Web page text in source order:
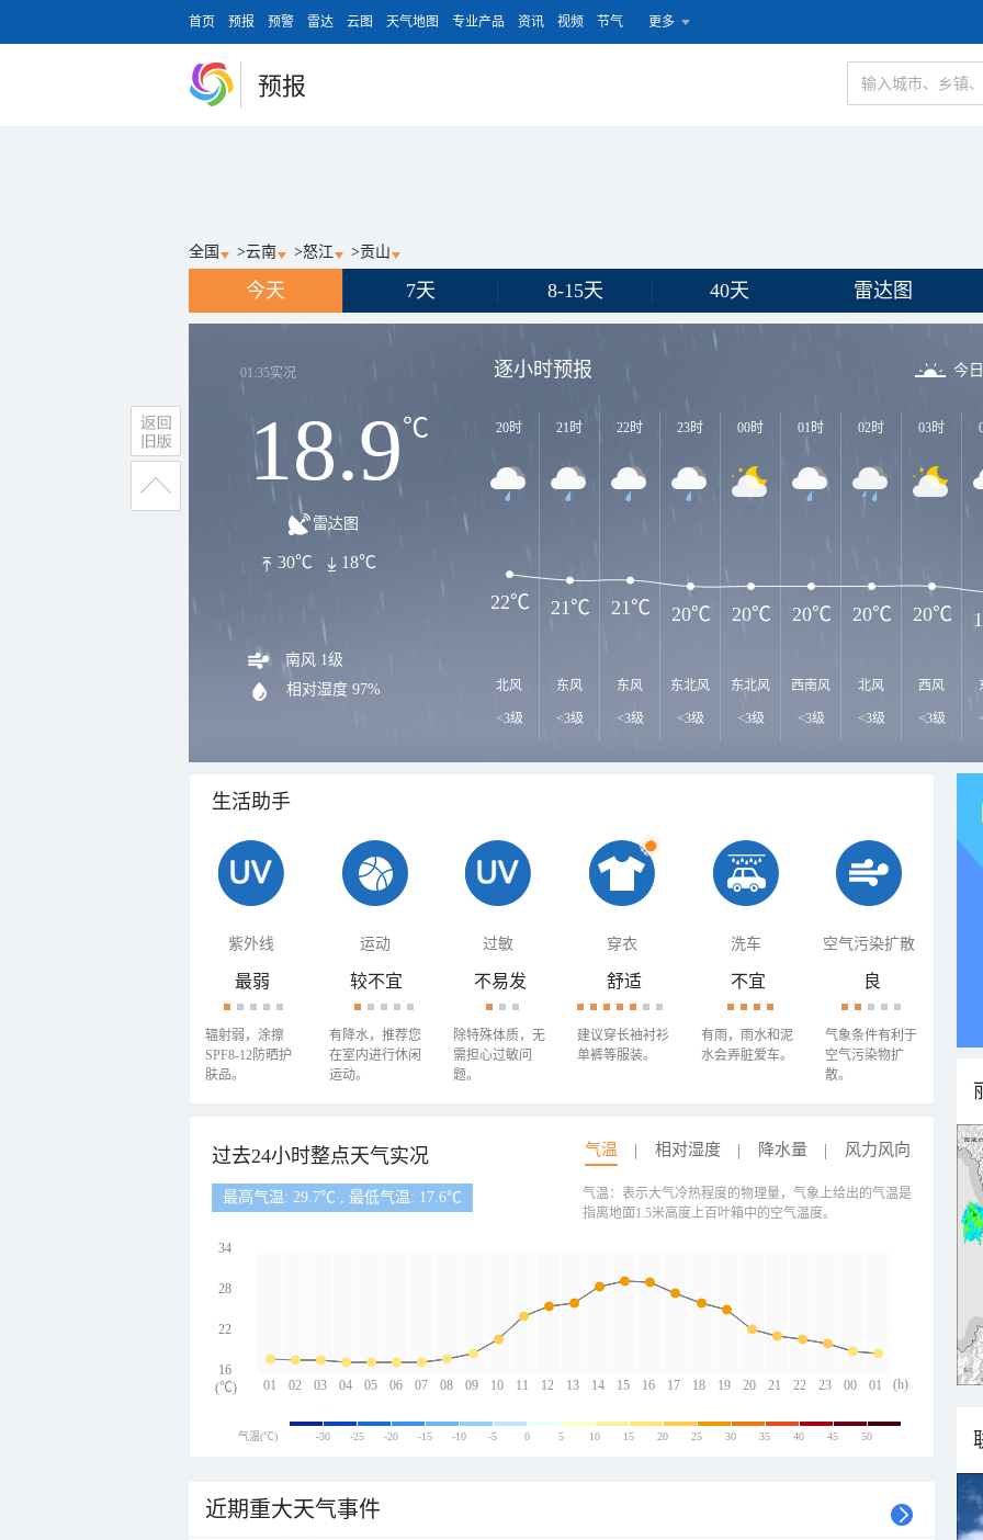
首页 预报 预警 雷达 云图 天气地图 专业产品 资讯 视频 节气 更多
预报
全国 >云南 >怒江 >贡山
今天 7天 8-15天 40天 雷达图
01:35实况
18.9℃
雷达图
30℃ 18℃
南风 1级
相对湿度 97%
逐小时预报 今
20时
北风
<3级
21时
东风
<3级
22时
东风
<3级
23时
东北风
<3级
00时
东北风
<3级
01时
西南风
<3级
02时
北风
<3级
03时
西风
<3级
22℃ 21℃ 21℃ 20℃ 20℃ 20℃ 20℃ 20℃
生活助手
紫外线 运动 过敏 穿衣 洗车 空气污染扩散
最弱
辐射弱，涂擦
SPF8-12防晒护
肤品。
较不宜
有降水，推荐您
在室内进行休闲
运动。
不易发
除特殊体质，无
需担心过敏问
题。
舒适
建议穿长袖衬衫
单裤等服装。
不宜
有雨，雨水和泥
水会弄脏爱车。
良
气象条件有利于
空气污染物扩
散。
过去24小时整点天气实况 气温 相对湿度 降水量 风力风向
最高气温: 29.7℃ , 最低气温: 17.6℃
01 02 03 04 05 06 07 08 09 10 11 12 13 14 15 16 17 18 19 20 21 22 23 00 01
34
28
22
16
(h)
(℃)
气温：表示大气冷热程度的物理量，气象上给出的气温是
指离地面1.5米高度上百叶箱中的空气温度。
气温(℃) -30 -25 -20 -15 -10 -5 0 5 10 15 20 25 30 35 40 45 50
近期重大天气事件